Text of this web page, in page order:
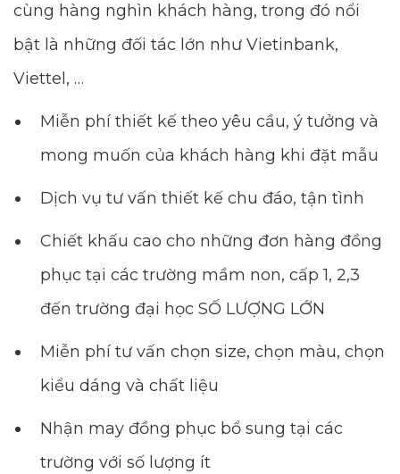
cùng hàng nghìn khách hàng, trong đó nổi
bật là những đối tác lớn như Vietinbank,
Viettel, …
Miễn phí thiết kế theo yêu cầu, ý tưởng và
mong muốn của khách hàng khi đặt mẫu
Dịch vụ tư vấn thiết kế chu đáo, tận tình
Chiết khấu cao cho những đơn hàng đồng
phục tại các trường mầm non, cấp 1, 2,3
đến trường đại học SỐ LƯỢNG LỚN
Miễn phí tư vấn chọn size, chọn màu, chọn
kiểu dáng và chất liệu
Nhận may đồng phục bổ sung tại các
trường với số lượng ít